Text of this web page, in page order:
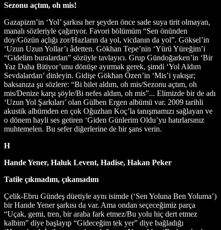
Sezonu açtım, oh mis!
Gazapizm’in ‘Yol’ şarkısı her şeyden önce sade suya tirit olmayan,
manalı sözleriyle çağırıyor. Favori bölümüm “Sen önünden
doy/Gözün açlığı zor/Hazların da yol, vicdanın da yol”. Göksel’in
‘Uzun Uzun Yollar’ı âdetten. Gökhan Tepe’nin ‘Yürü Yüreğim’i
“Gidelim buralardan” sözüyle tavlayıcı. Grup Gündoğarken’in ‘Bir
Yaz Daha Bitiyor’unu dönüşe ayırmak gerek, şimdi ‘Yol Aldım
Sevdalardan’ dinleyin. Gidişe Gökhan Özen’in ‘Mis’i yakışır;
baksanıza şu sözlere: “Bi bilet aldım, oh mis/Sezonu açtım, oh
mis/Denize karşı şöyle/Bi nefes aldım, oh mis”... Elimizde bir de adı
‘Uzun Yol Şarkıları’ olan Gülben Ergen albümü var. 2009 tarihli
akustik albümden en çok Oğuzhan Koç’la tanışmamızı sağlayan ve
o dönem hayli ses getiren ‘Giden Günlerim Oldu’yu hatırlarsınız
muhtemelen. Bu sefer diğerlerine de bir şans verin.
H
Hande Yener, Haluk Levent, Hadise, Hakan Peker
Tatile çıkmadım, çıkamadım
Çelik-Ebru Gündeş düetiyle aynı isimde (‘Sen Yoluna Ben Yoluma’)
bir Hande Yener şarkısı da var. Ama ondan seçeceğimiz parça
“Uçak, gemi, tren, bir araba fark etmez/Bu yolu hiç dert etmez
kalbim” diye başlayıp “Gideceğim tek yer” diye bağladığı